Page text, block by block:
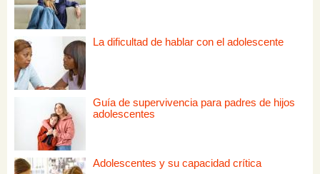
La dificultad de hablar con el adolescente
Guía de supervivencia para padres de hijos
adolescentes
Adolescentes y su capacidad crítica